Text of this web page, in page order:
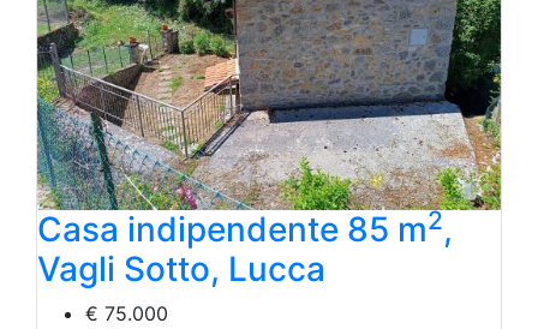
Casa indipendente 85 m2,
Vagli Sotto, Lucca
€ 75.000